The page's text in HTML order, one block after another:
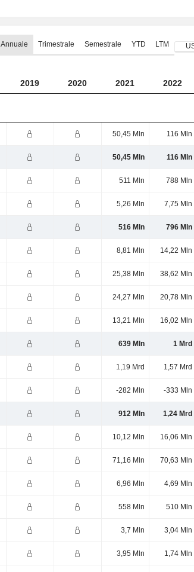
Annuale Trimestrale Semestrale YTD LTM
2019 2020 2021 2022
50,45 Mln 116 Mln
50,45 Mln 116 Mln
511 Mln 788 Mln
5,26 Mln 7,75 Mln
516 Mln 796 Mln
8,81 Mln 14,22 Mln
25,38 Mln 38,62 Mln
24,27 Mln 20,78 Mln
13,21 Mln 16,02 Mln
639 Mln 1 Mrd
1,19 Mrd 1,57 Mrd
-282 Mln -333 Mln
912 Mln 1,24 Mrd
10,12 Mln 16,06 Mln
71,16 Mln 70,63 Mln
6,96 Mln 4,69 Mln
558 Mln 510 Mln
3,7 Mln 3,04 Mln
3,95 Mln 1,74 Mln